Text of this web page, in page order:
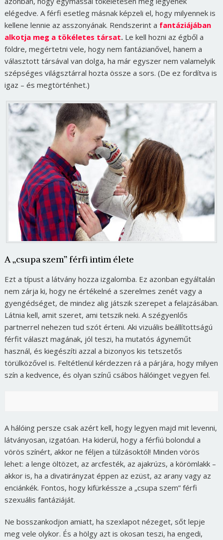
elégedve. A férfi esetleg másnak képzeli el, hogy milyennek is
kellene lennie az asszonyának. Rendszerint a fantáziájában
alkotja meg a tökéletes társat.Le kell hozni az égből a
földre, megértetni vele, hogy nem fantázianővel, hanem a
választott társával van dolga, ha már egyszer nem valamelyik
szépséges világsztárral hozta össze a sors. (De ez fordítva is
igaz – és megtörténhet.)
A „csupa szem” férfi intim élete
Ezt a típust a látvány hozza izgalomba. Ez azonban egyáltalán
nem zárja ki, hogy ne értékelné a szerelmes zenét vagy a
gyengédséget, de mindez alig játszik szerepet a felajzásában.
Látnia kell, amit szeret, ami tetszik neki. A szégyenlős
partnerrel nehezen tud szót érteni. Aki vizuális beállítottságú
férfit választ magának, jól teszi, ha mutatós ágyneműt
használ, és kiegészíti azzal a bizonyos kis tetszetős
törülközővel is. Feltétlenül kérdezzen rá a párjára, hogy milyen
szín a kedvence, és olyan színű csábos hálóinget vegyen fel.
A hálóing persze csak azért kell, hogy legyen majd mit levenni,
látványosan, izgatóan. Ha kiderül, hogy a férfiú bolondul a
vörös színért, akkor ne féljen a túlzásoktól! Minden vörös
lehet: a lenge öltözet, az arcfesték, az ajakrúzs, a körömlakk –
akkor is, ha a divatirányzat éppen az ezüst, az arany vagy az
enciánkék. Fontos, hogy kifürkéssze a „csupa szem” férfi
szexuális fantáziáját.
Ne bosszankodjon amiatt, ha szexlapot nézeget, sőt lepje
meg vele olykor. És a hölgy azt is okosan teszi, ha engedi,